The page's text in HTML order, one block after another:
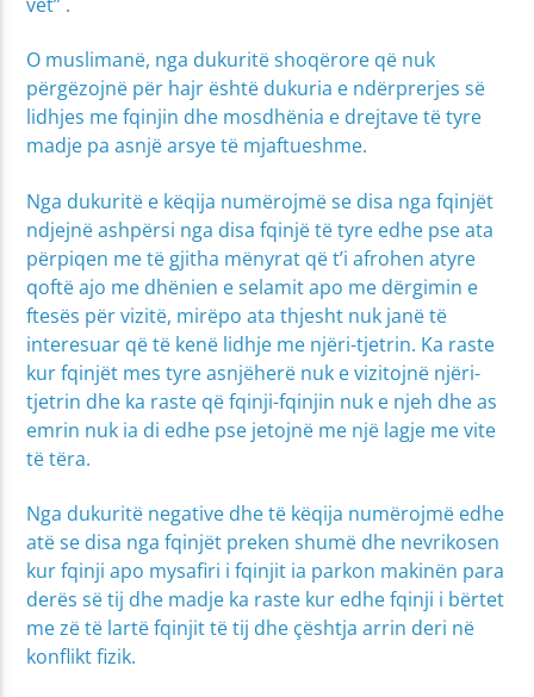
O muslimanë, nga dukuritë shoqërore që nuk
përgëzojnë për hajr është dukuria e ndërprerjes së
lidhjes me fqinjin dhe mosdhënia e drejtave të tyre
madje pa asnjë arsye të mjaftueshme.
Nga dukuritë e këqija numërojmë se disa nga fqinjët
ndjejnë ashpërsi nga disa fqinjë të tyre edhe pse ata
përpiqen me të gjitha mënyrat që t’i afrohen atyre
qoftë ajo me dhënien e selamit apo me dërgimin e
ftesës për vizitë, mirëpo ata thjesht nuk janë të
interesuar që të kenë lidhje me njëri-tjetrin. Ka raste
kur fqinjët mes tyre asnjëherë nuk e vizitojnë njëri-
tjetrin dhe ka raste që fqinji-fqinjin nuk e njeh dhe as
emrin nuk ia di edhe pse jetojnë me një lagje me vite
të tëra.
Nga dukuritë negative dhe të këqija numërojmë edhe
atë se disa nga fqinjët preken shumë dhe nevrikosen
kur fqinji apo mysafiri i fqinjit ia parkon makinën para
derës së tij dhe madje ka raste kur edhe fqinji i bërtet
me zë të lartë fqinjit të tij dhe çështja arrin deri në
konflikt fizik.